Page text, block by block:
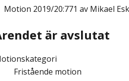
Motion 2019/20:771 av Mikael
är avslutat
Fristående motion